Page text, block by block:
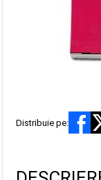
Distribuie pe: